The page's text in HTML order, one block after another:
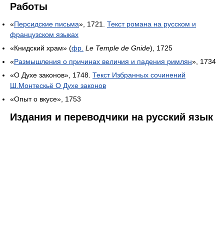
Работы
«Персидские письма», 1721. Текст романа на русском и
французском языках
«Книдский храм» (фр. Le Temple de Gnide), 1725
«Размышления о причинах величия и падения римлян», 1734
«О Духе законов», 1748. Текст Избранных сочинений
Ш.Монтескьё О Духе законов
«Опыт о вкусе», 1753
Издания и переводчики на русский язык